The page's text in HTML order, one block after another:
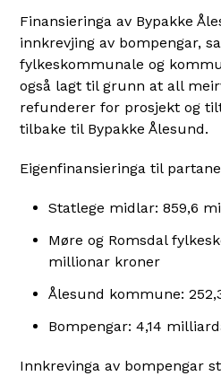
Finansieringa av Bypakke
innkrevjing av bompengar,
fylkeskommunale og
også lagt til grunn at all
refunderer for prosjekt og
tilbake til Bypakke Ålesund.
Eigenfinansieringa til
Statlege midlar: 859,6
Møre og Romsdal
millionar kroner
Ålesund kommune:
Bompengar: 4,14
Innkrevinga av bompengar